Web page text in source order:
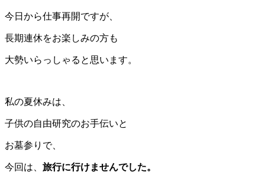
今日から仕事再開ですが、
長期連休をお楽しみの方も
大勢いらっしゃると思います。
私の夏休みは、
子供の自由研究のお手伝いと
お墓参りで、
今回は、 旅行に行けませんでした。